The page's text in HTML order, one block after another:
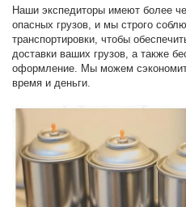
Наши экспедиторы имеют более
опасных грузов, и мы строго
транспортировки, чтобы
доставки ваших грузов, а также
оформление. Мы можем
время и деньги.